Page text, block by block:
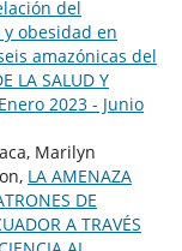
del
obesidad en
amazónicas del
LA SALUD Y
2023 - Junio
Marilyn
LA AMENAZA
DE
A TRAVÉS